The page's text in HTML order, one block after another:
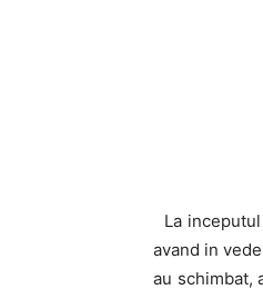
La
avand in
au schimbat,